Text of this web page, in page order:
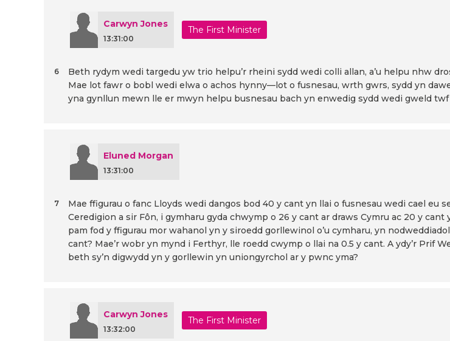
Carwyn Jones
13:31:00
The First Minister
Beth rydym wedi targedu yw trio helpu’r rheini sydd wedi colli allan, a’u helpu nhw
Mae lot fawr o bobl wedi elwa o achos hynny—lot o fusnesau, wrth gwrs, sydd yn
yna gynllun mewn lle er mwyn helpu busnesau bach yn enwedig sydd wedi gweld
6
Eluned Morgan
13:31:00
Mae ffigurau o fanc Lloyds wedi dangos bod 40 y cant yn llai o fusnesau wedi cael eu
Ceredigion a sir Fôn, i gymharu gyda chwymp o 26 y cant ar draws Cymru ac 20 y
pam fod y ffigurau mor wahanol yn y siroedd gorllewinol o’u cymharu, yn
cant? Mae’r wobr yn mynd i Ferthyr, lle roedd cwymp o llai na 0.5 y cant. A ydy’r Prif
beth sy’n digwydd yn y gorllewin yn uniongyrchol ar y pwnc yma?
7
Carwyn Jones
13:32:00
The First Minister